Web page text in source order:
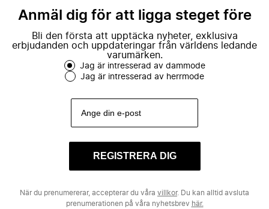
Anmäl dig för att ligga steget före
Bli den första att upptäcka nyheter, exklusiva
erbjudanden och uppdateringar från världens ledande
varumärken.
Jag är intresserad av dammode
Jag är intresserad av herrmode
REGISTRERA DIG
När du prenumererar, accepterar du våra villkor. Du kan alltid avsluta
prenumerationen på våra nyhetsbrev här.